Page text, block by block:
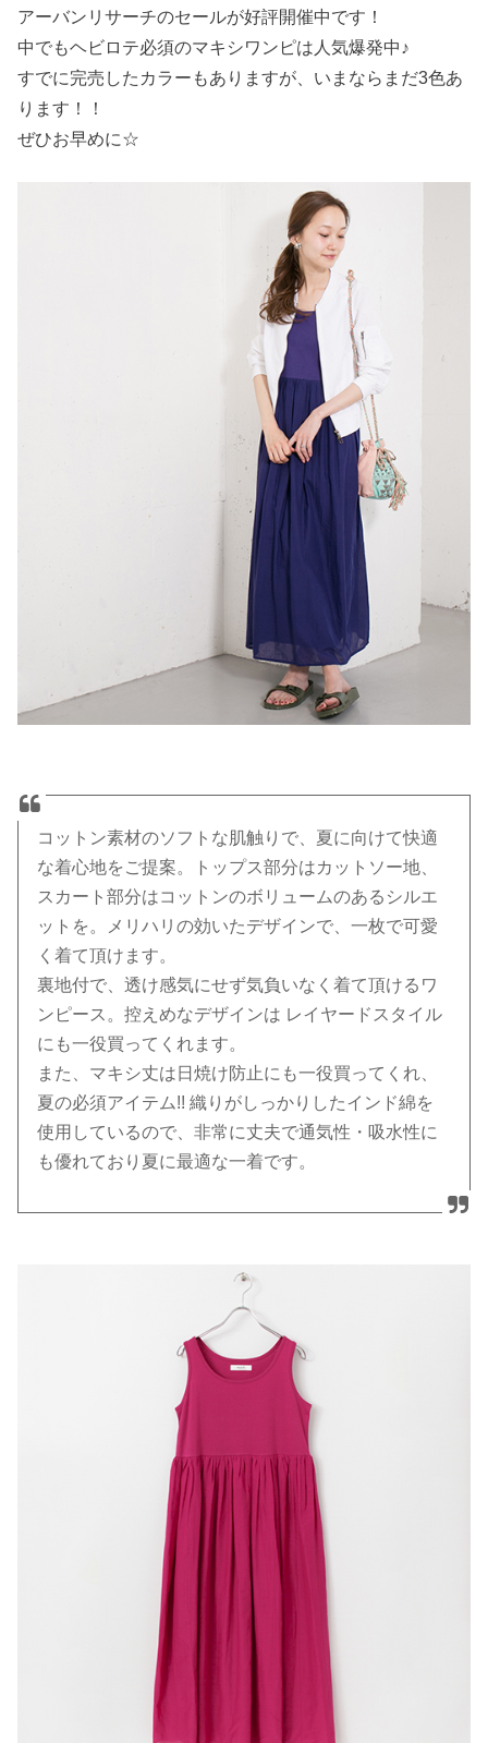
アーバンリサーチのセールが好評開催中です！
中でもヘビロテ必須のマキシワンピは人気爆発中♪
すでに完売したカラーもありますが、いまならまだ3色あ
ります！！
ぜひお早めに☆
コットン素材のソフトな肌触りで、夏に向けて快適
な着心地をご提案。トップス部分はカットソー地、
スカート部分はコットンのボリュームのあるシルエ
ットを。メリハリの効いたデザインで、一枚で可愛
く着て頂けます。
裏地付で、透け感気にせず気負いなく着て頂けるワ
ンピース。控えめなデザインは レイヤードスタイル
にも一役買ってくれます。
また、マキシ丈は日焼け防止にも一役買ってくれ、
夏の必須アイテム!! 織りがしっかりしたインド綿を
使用しているので、非常に丈夫で通気性・吸水性に
も優れており夏に最適な一着です。